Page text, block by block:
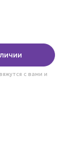
с вами и